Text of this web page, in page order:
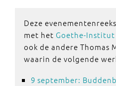
Deze
met het Goethe-
ook de andere Thomas
waarin de volgende
9 september: